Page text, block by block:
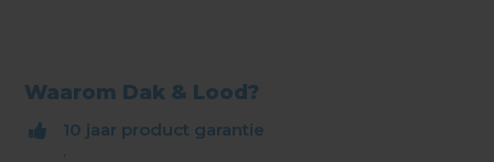
Waarom Dak & Lood?
10 jaar product garantie
.